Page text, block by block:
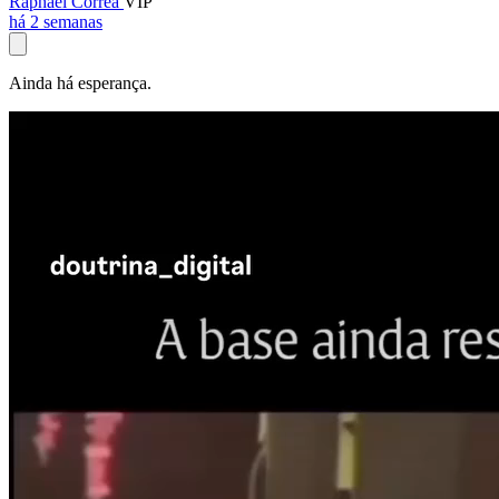
há 2 semanas
Ainda há esperança.